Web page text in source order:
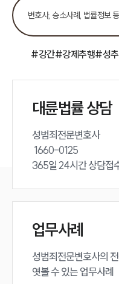
주
사례
성범
#강간#강제추행#성
대륜법률 상담
성범죄전문변호사
365일 24시간 상담접
업무사례
성범죄전문변호사의
엿볼 수 있는 업무사례